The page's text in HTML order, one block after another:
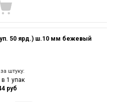
50 ярд.) ш.10 мм бежевый
штуку:
в 1 упак
руб